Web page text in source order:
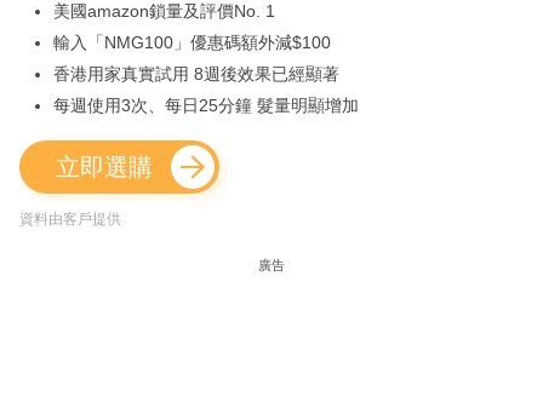
美國amazon鎖量及評價No. 1
輸入「NMG100」優惠碼額外減$100
香港用家真實試用 8週後效果已經顯著
每週使用3次、每日25分鐘 髮量明顯增加
立即選購
資料由客戶提供
廣告